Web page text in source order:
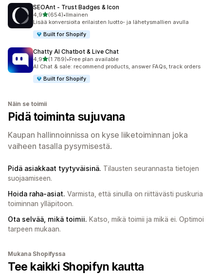
SEOAnt ‑ Trust Badges & Icon
4,9/ 5 tähteä
(654)
654 arvostelua yhteensä
•Ilmainen
Lisää konversioita erilaisten luotto- ja lähetysmallien avulla
Built for Shopify
Chatty AI Chatbot & Live Chat
4,9/ 5 tähteä
(1 789)
1789 arvostelua yhteensä
•Free plan available
AI Chat & sale: recommend products, answer FAQs, track orders
Built for Shopify
Näin se toimii
Pidä toiminta sujuvana
Kaupan hallinnoinnissa on kyse liiketoiminnan joka
vaiheen tasalla pysymisestä.
Pidä asiakkaat tyytyväisinä. Tilausten seurannasta tietojen
suojaamiseen.
Hoida raha-asiat. Varmista, että sinulla on riittävästi puskuria
toiminnan ylläpitoon.
Ota selvää, mikä toimii. Katso, mikä toimii ja mikä ei. Optimoi
tarpeen mukaan.
Mukana Shopifyssa
Tee kaikki Shopifyn kautta